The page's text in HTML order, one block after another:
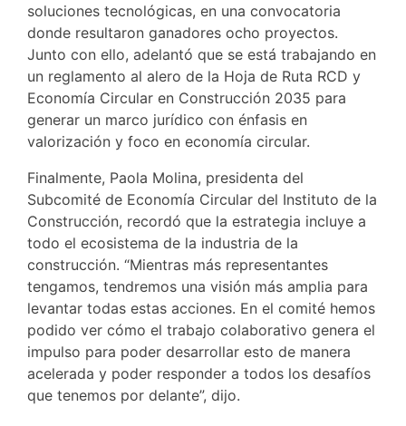
soluciones tecnológicas, en una convocatoria
donde resultaron ganadores ocho proyectos.
Junto con ello, adelantó que se está trabajando en
un reglamento al alero de la Hoja de Ruta RCD y
Economía Circular en Construcción 2035 para
generar un marco jurídico con énfasis en
valorización y foco en economía circular.
Finalmente, Paola Molina, presidenta del
Subcomité de Economía Circular del Instituto de la
Construcción, recordó que la estrategia incluye a
todo el ecosistema de la industria de la
construcción. “Mientras más representantes
tengamos, tendremos una visión más amplia para
levantar todas estas acciones. En el comité hemos
podido ver cómo el trabajo colaborativo genera el
impulso para poder desarrollar esto de manera
acelerada y poder responder a todos los desafíos
que tenemos por delante”, dijo.